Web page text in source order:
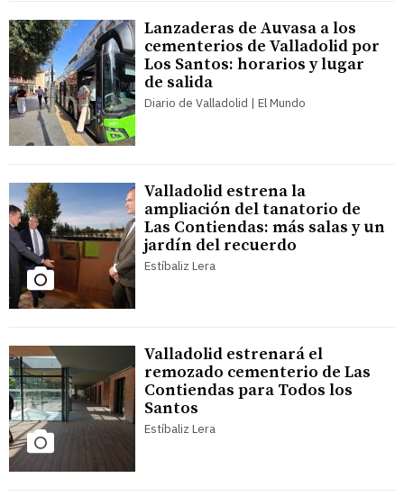
Lanzaderas de Auvasa a los
cementerios de Valladolid por
Los Santos: horarios y lugar
de salida
Diario de Valladolid | El Mundo
Valladolid estrena la
ampliación del tanatorio de
Las Contiendas: más salas y un
jardín del recuerdo
Estíbaliz Lera
Valladolid estrenará el
remozado cementerio de Las
Contiendas para Todos los
Santos
Estíbaliz Lera